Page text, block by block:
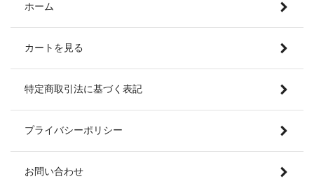
ホーム
カートを見る
特定商取引法に基づく表記
プライバシーポリシー
お問い合わせ